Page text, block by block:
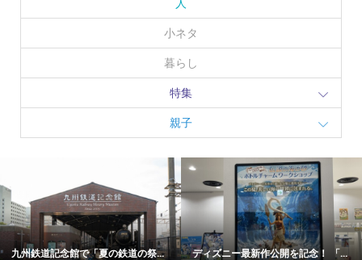
小ネタ
暮らし
特集
親子
九州鉄道記念館で「夏の鉄道の祭... ディズニー最新作公開を記念！ 「...